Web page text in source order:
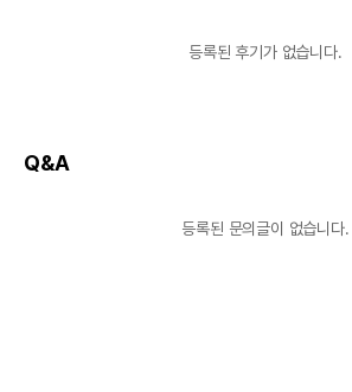
등록된 후기가 없습니다.
Q&A
등록된 문의글이 없습니다.